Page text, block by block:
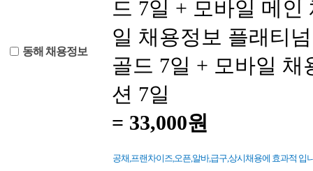
동해 채용정보
드 7일 + 모바일 메
일 채용정보 플래티
골드 7일 + 모바일 채
션 7일
= 33,000원
공채,프랜차이즈,오픈,알바,급구,상시채용에 효과적 입